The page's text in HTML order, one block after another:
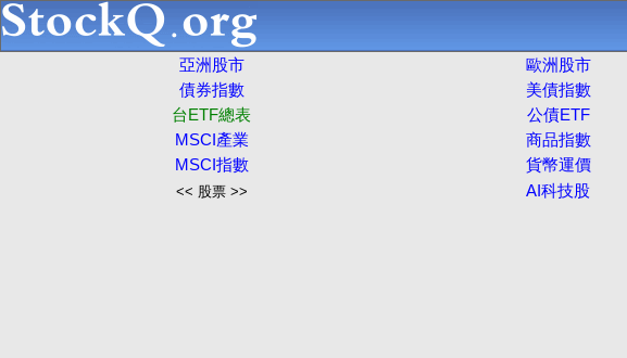
亞洲股市 歐洲股市
債券指數
美債指數
台ETF總表
公債ETF
MSCI產業
商品指數
MSCI指數
貨幣運價
<< 股票 >> AI科技股